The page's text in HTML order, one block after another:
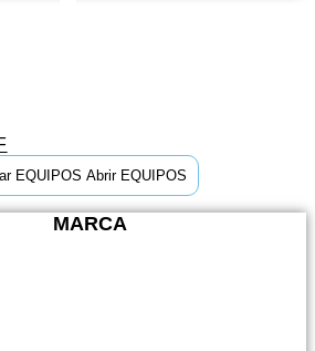
EQUIPOS Abrir EQUIPOS
MARCA